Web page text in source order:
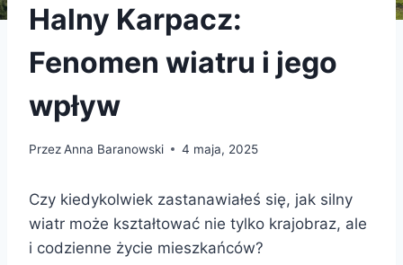
Halny Karpacz:
Fenomen wiatru i jego
wpływ
PrzezAnna Baranowski 4 maja, 2025
Czy kiedykolwiek zastanawiałeś się, jak silny
wiatr może kształtować nie tylko krajobraz, ale
i codzienne życie mieszkańców?